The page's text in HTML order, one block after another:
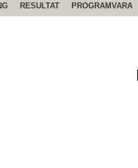
RESULTAT PROGRAMVARA